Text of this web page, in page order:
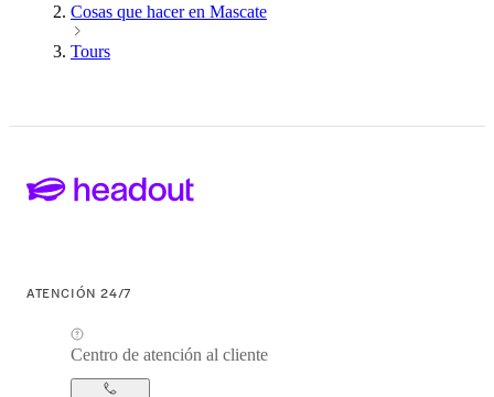
Cosas que hacer en Mascate
Tours
ATENCIÓN 24/7
Centro de atención al cliente